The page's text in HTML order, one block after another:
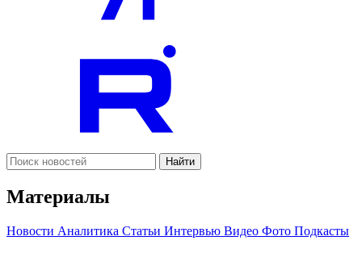
Найти
Материалы
Новости Аналитика Статьи Интервью Видео Фото Подкасты